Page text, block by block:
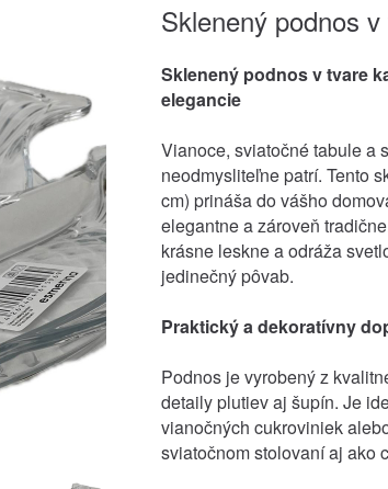
Sklenený podnos
Sklenený podnos v tvare
elegancie
Vianoce, sviatočné tabule a
neodmysliteľne patrí. Tento
cm) prináša do vášho
elegantne a zároveň
krásne leskne a odráža
jedinečný pôvab.
Praktický a dekoratívny
Podnos je vyrobený z
detaily plutiev aj šupín. Je
vianočných cukroviniek
sviatočnom stolovaní aj ako